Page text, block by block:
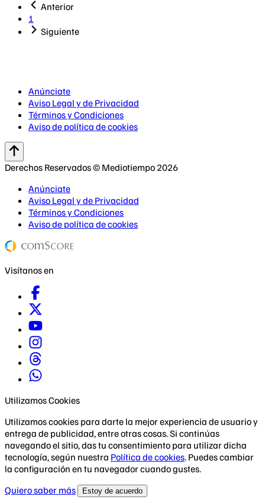
Anterior
1
Siguiente
Anúnciate
Aviso Legal y de Privacidad
Términos y Condiciones
Aviso de política de cookies
Derechos Reservados © Mediotiempo 2026
Anúnciate
Aviso Legal y de Privacidad
Términos y Condiciones
Aviso de política de cookies
Visítanos en
Utilizamos Cookies
Utilizamos cookies para darte la mejor experiencia de usuario y
entrega de publicidad, entre otras cosas. Si continúas
navegando el sitio, das tu consentimiento para utilizar dicha
tecnología, según nuestra Política de cookies. Puedes cambiar
la configuración en tu navegador cuando gustes.
Quiero saber más
Estoy de acuerdo